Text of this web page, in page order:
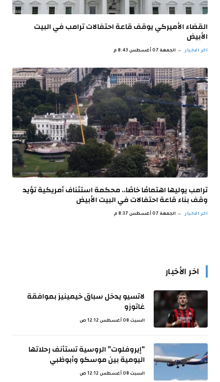
القضاء الأميركي يوقف قاعة احتفالات ترامب في البيت
الأبيض
اخر الاخبار الجمعة 07 أغسطس 8:43 م
ترامب يوليها اهتمامًا خاصًا.. محكمة استئناف أمريكية تؤيد
وقف بناء قاعة احتفالات في البيت الأبيض
اخر الاخبار الجمعة 07 أغسطس 8:37 م
اخر الأخبار
لاتسيو يدخل سباق خيمينيز بموافقة
غاتوزو
السبت 08 أغسطس 12:12 ص
“إيروفلوت” الروسية تستأنف رحلاتها
اليومية بين موسكو وأبوظبي
السبت 08 أغسطس 12:12 ص